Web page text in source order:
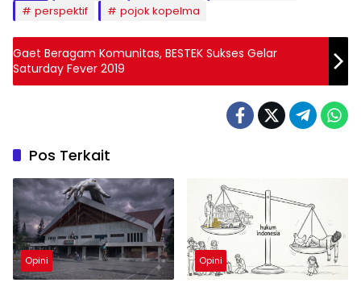
perspektif
pojok kopelma
Gaet Beragam Komunitas, BESTEK Sukses Gelar
Saturday Fever 2019
Pos Terkait
Opini Opini